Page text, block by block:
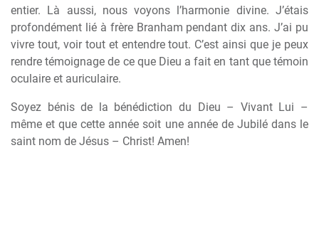
entier. Là aussi, nous voyons l’harmonie divine. J’étais
profondément lié à frère Branham pendant dix ans. J’ai pu
vivre tout, voir tout et entendre tout. C’est ainsi que je peux
rendre témoignage de ce que Dieu a fait en tant que témoin
oculaire et auriculaire.
Soyez bénis de la bénédiction du Dieu – Vivant Lui –
même et que cette année soit une année de Jubilé dans le
saint nom de Jésus – Christ! Amen!